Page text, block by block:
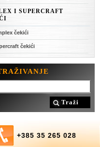
I SUPERCRAFT
čekići
čekići
Traži
+385 35 265 028